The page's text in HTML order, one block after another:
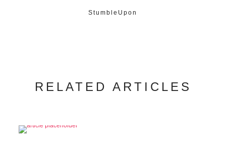
StumbleUpon
RELATED ARTICLES